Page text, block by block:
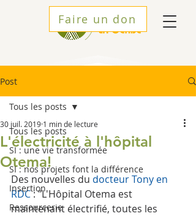
Faire un don
Post
Tous les posts
SI : une vie transformée
SI : nos projets font la différence
Insertion
Ressourcerie
Tous les posts
L'électricité à l'hôpital
Otema!
30 juil. 2019 1 min de lecture
Des nouvelles du docteur Tony en
RDC : "L'Hôpital Otema est
maintenant électrifié, toutes les